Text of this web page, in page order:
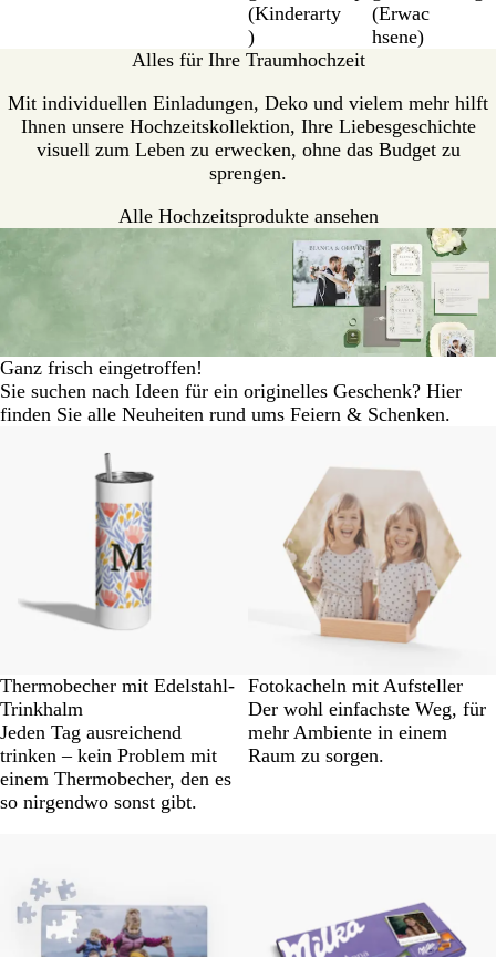
(Kinder
)
arty
(Erwac
hsene)
Alles für Ihre Traumhochzeit
Mit individuellen Einladungen, Deko und vielem mehr hilft
Ihnen unsere Hochzeitskollektion, Ihre Liebesgeschichte
visuell zum Leben zu erwecken, ohne das Budget zu
sprengen.
Alle Hochzeitsprodukte ansehen
Ganz frisch eingetroffen!
Sie suchen nach Ideen für ein originelles Geschenk? Hier
finden Sie alle Neuheiten rund ums Feiern & Schenken.
Thermobecher mit Edelstahl-
Trinkhalm
Jeden Tag ausreichend
trinken – kein Problem mit
einem Thermobecher, den es
so nirgendwo sonst gibt.
Fotokacheln mit Aufsteller
Der wohl einfachste Weg, für
mehr Ambiente in einem
Raum zu sorgen.